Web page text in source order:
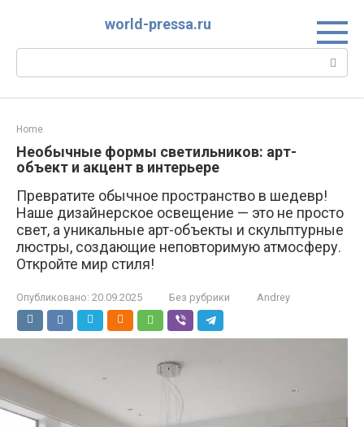
world-pressa.ru
Поиск:
Home
Необычные формы светильников: арт-
объект и акцент в интерьере
Превратите обычное пространство в шедевр!
Наше дизайнерское освещение — это не просто
свет, а уникальные арт-объекты и скульптурные
люстры, создающие неповторимую атмосферу.
Откройте мир стиля!
Опубликовано: 20.09.2025 Без рубрики Andrey